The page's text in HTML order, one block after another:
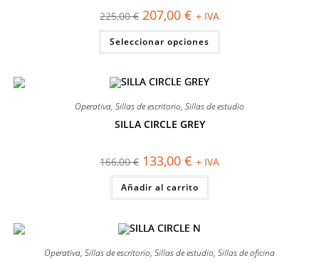
producto
225,00€ El
precio
original
era:
225,00 €.
207,00 € El
precio
actual
es:
207,00 €.
+ IVA
Seleccionar opciones
Este
tiene
se
pueden
Operativa, Sillas de escritorio, Sillas de estudio
SILLA CIRCLE GREY
166,00€ El
precio
original
era:
166,00 €.
133,00 € El
precio
actual
es:
133,00 €.
+ IVA
Añadir al carrito
Operativa, Sillas de escritorio, Sillas de estudio, Sillas de oficina